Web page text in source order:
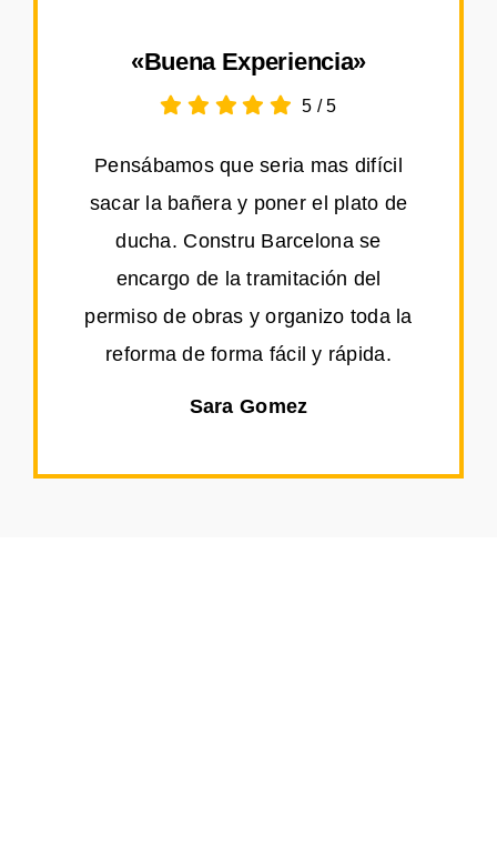
«Buena Experiencia»
5 /5
Pensábamos que seria mas difícil
sacar la bañera y poner el plato de
ducha. Constru Barcelona se
encargo de la tramitación del
permiso de obras y organizo toda la
reforma de forma fácil y rápida.
Sara Gomez